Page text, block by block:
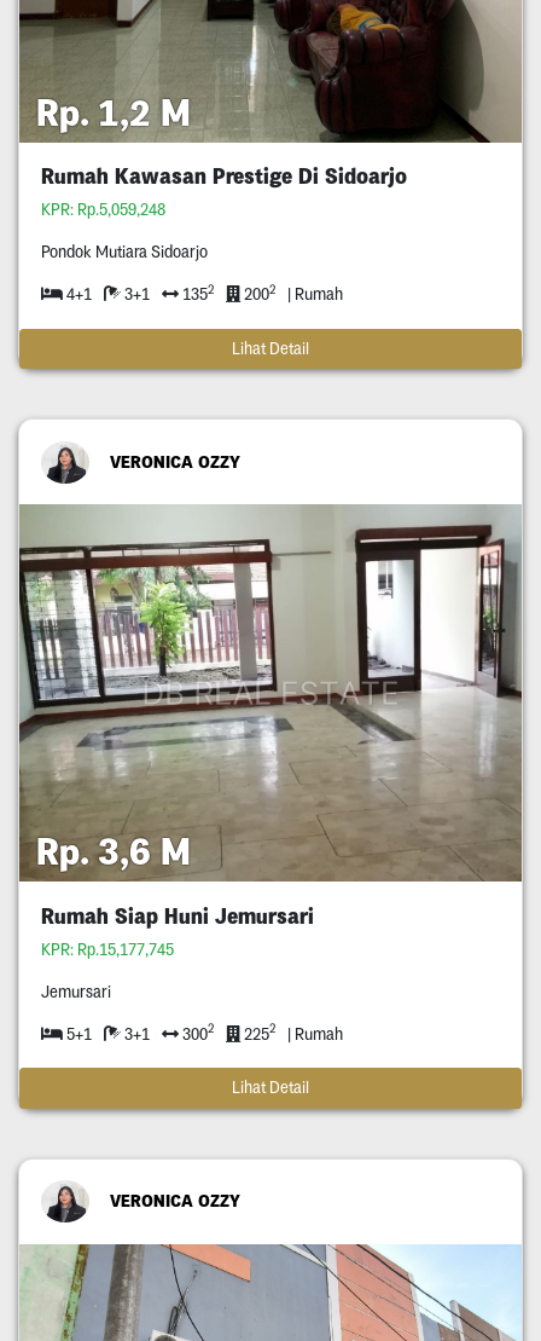
Rp. 1,2 M
Rumah Kawasan Prestige Di Sidoarjo
KPR: Rp.5,059,248
Pondok Mutiara Sidoarjo
4+1 3+1 1352 2002 | Rumah
Lihat Detail
VERONICA OZZY
Rp. 3,6 M
Rumah Siap Huni Jemursari
KPR: Rp.15,177,745
Jemursari
5+1 3+1 3002 2252 | Rumah
Lihat Detail
VERONICA OZZY